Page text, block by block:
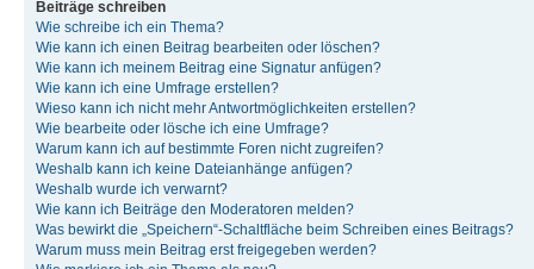
Beiträge schreiben
Wie schreibe ich ein Thema?
Wie kann ich einen Beitrag bearbeiten oder löschen?
Wie kann ich meinem Beitrag eine Signatur anfügen?
Wie kann ich eine Umfrage erstellen?
Wieso kann ich nicht mehr Antwortmöglichkeiten erstellen?
Wie bearbeite oder lösche ich eine Umfrage?
Warum kann ich auf bestimmte Foren nicht zugreifen?
Weshalb kann ich keine Dateianhänge anfügen?
Weshalb wurde ich verwarnt?
Wie kann ich Beiträge den Moderatoren melden?
Was bewirkt die „Speichern“-Schaltfläche beim Schreiben eines Beitrags?
Warum muss mein Beitrag erst freigegeben werden?